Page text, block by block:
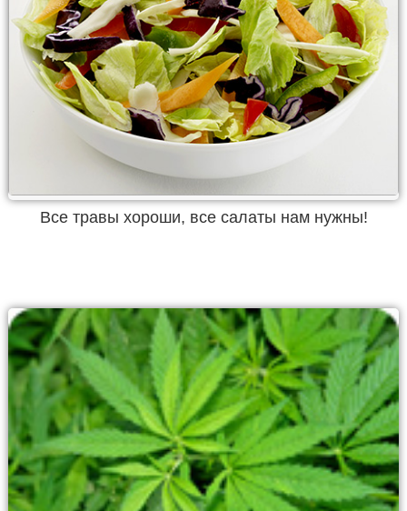
Все травы хороши, все салаты нам нужны!